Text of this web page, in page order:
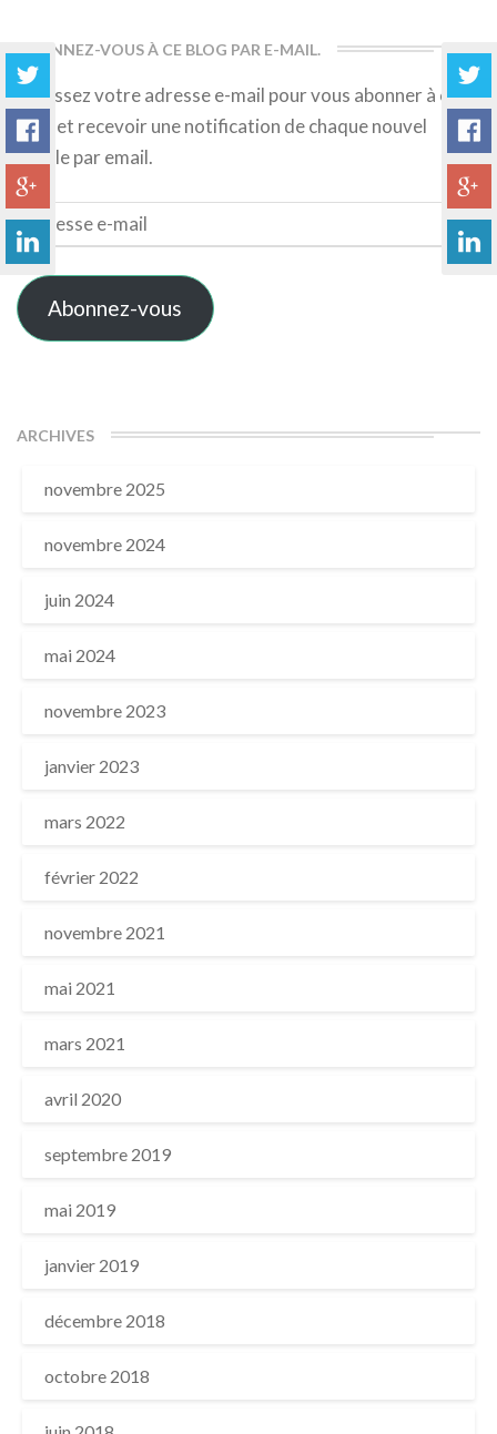
ABONNEZ-VOUS À CE BLOG PAR E-MAIL.
Saisissez votre adresse e-mail pour vous abonner à ce
blog et recevoir une notification de chaque nouvel
article par email.
Adresse
e-
mail
Abonnez-vous
ARCHIVES
novembre 2025
novembre 2024
juin 2024
mai 2024
novembre 2023
janvier 2023
mars 2022
février 2022
novembre 2021
mai 2021
mars 2021
avril 2020
septembre 2019
mai 2019
janvier 2019
décembre 2018
octobre 2018